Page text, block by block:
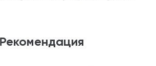
Рекомендация